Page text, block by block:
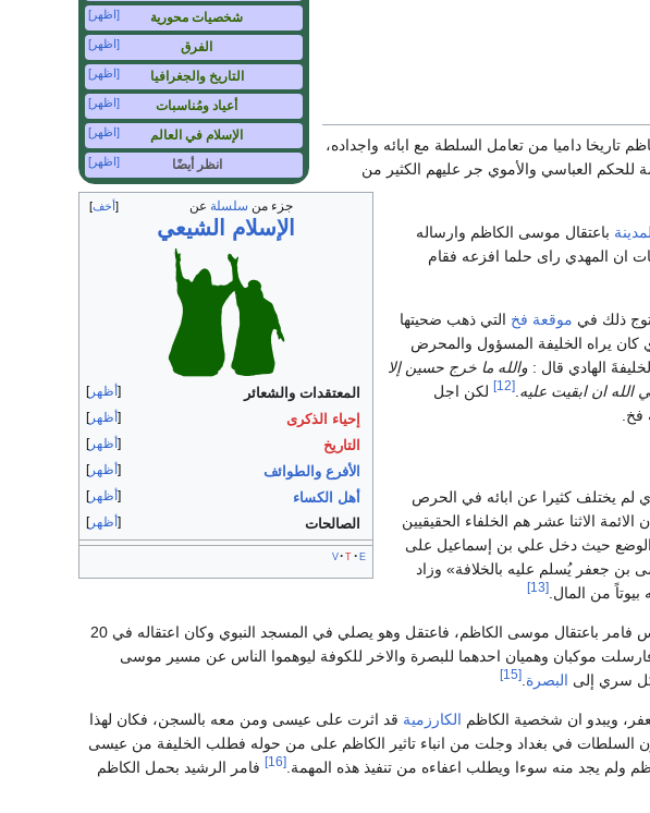
شخصيات محورية [اظهر]
الفرق [اظهر]
التاريخ والجغرافيا [اظهر]
أعياد ومُناسبات [اظهر]
الإسلام في العالم [اظهر]
انظر أيضًا [اظهر]
أخف جزء من سلسلة عن
الإسلام الشيعي
أظهر المعتقدات والشعائر
أظهر إحياء الذكرى
أظهر التاريخ
أظهر الأفرع والطوائف
أظهر أهل الكساء
أظهر الصالحات
v t e
تاريخا داميا من تعامل السلطة مع ابائه واجداده،
للحكم العباسي والأموي جر عليهم الكثير من
باعتقال موسى الكاظم وارساله
ان المهدي راى حلما افزعه فقام
ذلك في موقعة فخ التي ذهب ضحيتها
كان يراه الخليفة المسؤول والمحرض
الهادي قال : والله ما خرج حسين إلا
الله ان ابقيت عليه [12]
لكن اجل
فخ.
لم يختلف كثيرا عن ابائه في الحرص
الاثنا عشر هم الخلفاء الحقيقيين
الوضع حيث دخل علي بن إسماعيل على
جعفر يُسلم عليه بالخلافة» وزاد
من المال. [13]
ولم يكن لهارون الرشيد ان يتهاون مع مايمكن ان يهدد كرسيه وحكم آل عباس فامر باعتقال موسى الكاظم، فاعتقل وهو يصلي في المسجد النبوي وكان اعتقاله في 20
موكبان وهميان احدهما للبصرة والاخر للكوفة ليوهموا الناس عن مسير موسى
سري إلى البصرة [15]
ويبدو ان شخصية الكاظم الكارزمية قد اثرت على عيسى ومن معه بالسجن، فكان لهذا
السلطات في بغداد وجلت من انباء تاثير الكاظم على من حوله فطلب الخليفة من عيسى
ولم يجد منه سوءا ويطلب اعفاءه من تنفيذ هذه المهمة. [16]
فامر الرشيد بحمل الكاظم